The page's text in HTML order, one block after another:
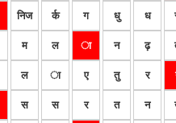
निज र्क ग धु ध
म ल ा न ढ़
ल ा ए तु र
स स र त न